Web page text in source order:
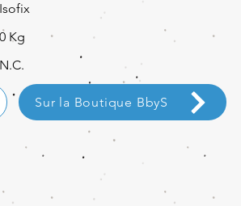
Isofix
0 Kg
N.C.
Sur la Boutique BbyS